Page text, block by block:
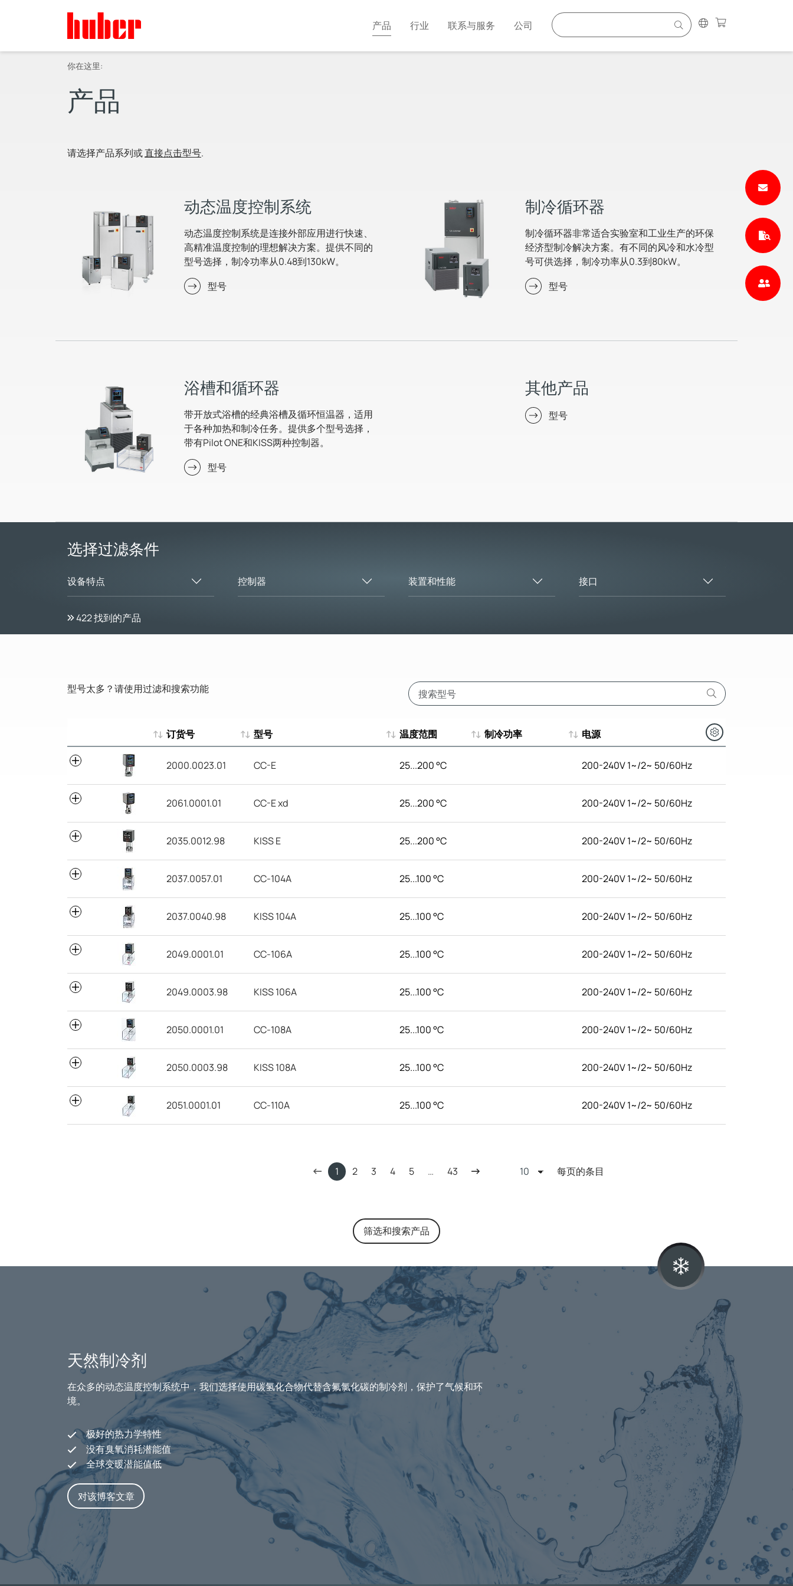
产品 行业 联系与服务 公司
你在这里:
产品
请选择产品系列或直接点击型号.
动态温度控制系统
动态温度控制系统是连接外部应用进行快速、
高精准温度控制的理想解决方案。提供不同的
型号选择，制冷功率从0.48到130kW。
型号
制冷循环器
制冷循环器非常适合实验室和工业生产的环保
经济型制冷解决方案。有不同的风冷和水冷型
号可供选择，制冷功率从0.3到80kW。
型号
浴槽和循环器
带开放式浴槽的经典浴槽及循环恒温器，适用
于各种加热和制冷任务。提供多个型号选择，
带有Pilot ONE和KISS两种控制器。
型号
其他产品
型号
选择过滤条件
设备特点 控制器 装置和性能 接口
422找到的产品
型号太多？请使用过滤和搜索功能
订货号 型号 温度范围 制冷功率
电源
2000.0023.01
CC-E 25...200 °C 200-240V 1~/2~ 50/60Hz
2061.0001.01 CC-E xd 25...200 °C 200-240V 1~/2~ 50/60Hz
2035.0012.98 KISS E 25...200 °C 200-240V 1~/2~ 50/60Hz
2037.0057.01 CC-104A 25...100 °C 200-240V 1~/2~ 50/60Hz
2037.0040.98 KISS 104A 25...100 °C 200-240V 1~/2~ 50/60Hz
2049.0001.01 CC-106A 25...100 °C 200-240V 1~/2~ 50/60Hz
2049.0003.98 KISS 106A 25...100 °C 200-240V 1~/2~ 50/60Hz
2050.0001.01 CC-108A 25...100 °C 200-240V 1~/2~ 50/60Hz
2050.0003.98 KISS 108A 25...100 °C 200-240V 1~/2~ 50/60Hz
2051.0001.01 CC-110A 25...100 °C 200-240V 1~/2~ 50/60Hz
1 2 3 4 5 … 43 每页的条目
筛选和搜索产品
天然制冷剂
在众多的动态温度控制系统中，我们选择使用碳氢化合物代替含氟氯化碳的制冷剂，保护了气候和环
境。
极好的热力学特性
没有臭氧消耗潜能值
全球变暖潜能值低
对该博客文章